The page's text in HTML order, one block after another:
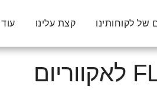
של לקוחותינו קצת עלינו עוד